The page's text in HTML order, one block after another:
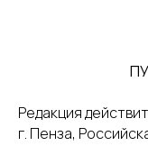
Редакция
г. Пенза,